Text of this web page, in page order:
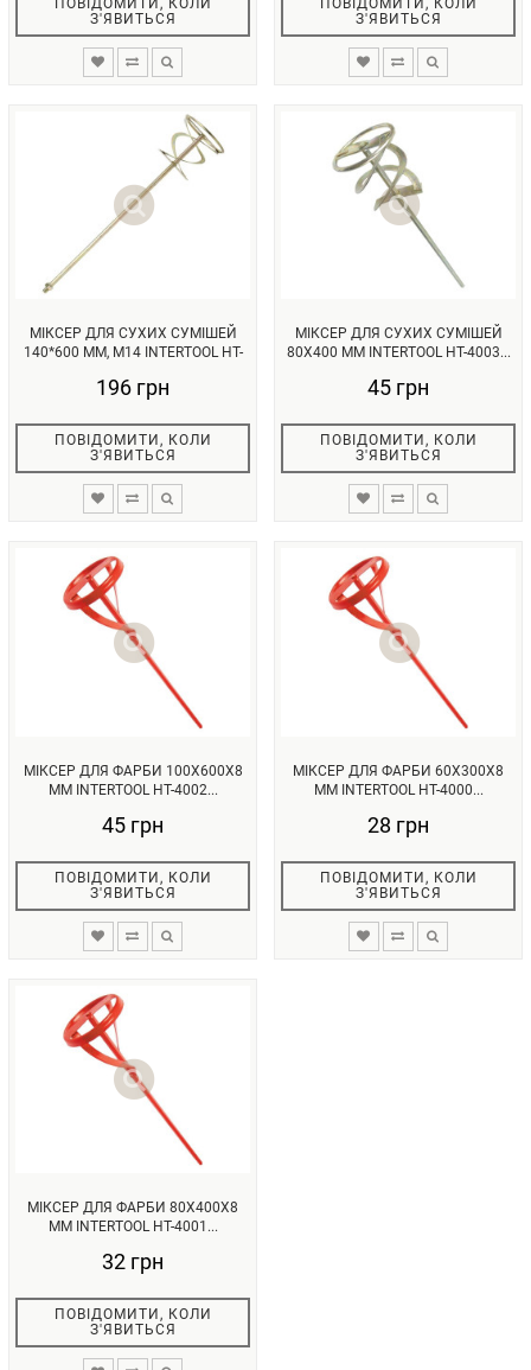
ПОВІДОМИТИ, КОЛИ
З'ЯВИТЬСЯ
ПОВІДОМИТИ, КОЛИ
З'ЯВИТЬСЯ
МІКСЕР ДЛЯ СУХИХ СУМІШЕЙ
140*600 ММ, M14 INTERTOOL HT-
196 грн
ПОВІДОМИТИ, КОЛИ
З'ЯВИТЬСЯ
МІКСЕР ДЛЯ СУХИХ СУМІШЕЙ
80X400 ММ INTERTOOL HT-4003...
45 грн
ПОВІДОМИТИ, КОЛИ
З'ЯВИТЬСЯ
МІКСЕР ДЛЯ ФАРБИ 100X600X8
ММ INTERTOOL HT-4002...
45 грн
ПОВІДОМИТИ, КОЛИ
З'ЯВИТЬСЯ
МІКСЕР ДЛЯ ФАРБИ 60X300X8
ММ INTERTOOL HT-4000...
28 грн
ПОВІДОМИТИ, КОЛИ
З'ЯВИТЬСЯ
МІКСЕР ДЛЯ ФАРБИ 80X400X8
ММ INTERTOOL HT-4001...
32 грн
ПОВІДОМИТИ, КОЛИ
З'ЯВИТЬСЯ